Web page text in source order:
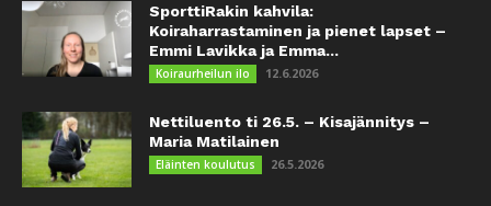
SporttiRakin kahvila:
Koiraharrastaminen ja pienet lapset –
Emmi Lavikka ja Emma...
Koiraurheilun ilo 12.6.2026
Nettiluento ti 26.5. – Kisajännitys –
Maria Matilainen
Eläinten koulutus 26.5.2026